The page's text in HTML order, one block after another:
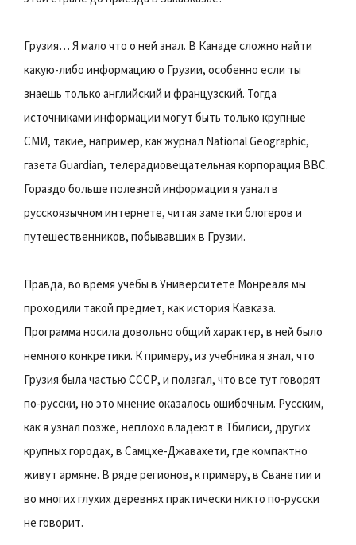
Грузия… Я мало что о ней знал. В Канаде сложно найти
какую-либо информацию о Грузии, особенно если ты
знаешь только английский и французский. Тогда
источниками информации могут быть только крупные
СМИ, такие, например, как журнал National Geographic,
газета Guardian, телерадиовещательная корпорация BBC.
Гораздо больше полезной информации я узнал в
русскоязычном интернете, читая заметки блогеров и
путешественников, побывавших в Грузии.
Правда, во время учебы в Университете Монреаля мы
проходили такой предмет, как история Кавказа.
Программа носила довольно общий характер, в ней было
немного конкретики. К примеру, из учебника я знал, что
Грузия была частью СССР, и полагал, что все тут говорят
по-русски, но это мнение оказалось ошибочным. Русским,
как я узнал позже, неплохо владеют в Тбилиси, других
крупных городах, в Самцхе-Джавахети, где компактно
живут армяне. В ряде регионов, к примеру, в Сванетии и
во многих глухих деревнях практически никто по-русски
не говорит.